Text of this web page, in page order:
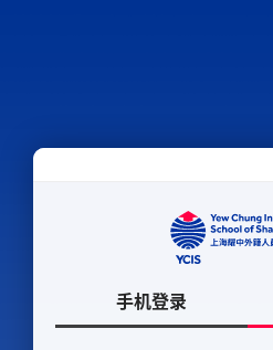
手机登录